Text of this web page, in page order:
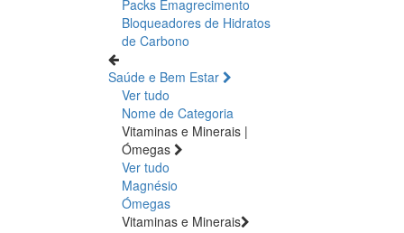
Packs Emagrecimento
Bloqueadores de Hidratos
de Carbono
Saúde e Bem Estar
Ver tudo
Nome de Categoria
Vitaminas e Minerais |
Ómegas
Ver tudo
Magnésio
Ómegas
Vitaminas e Minerais